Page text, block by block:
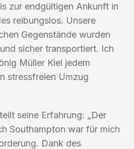
zur endgültigen Ankunft in
reibungslos. Unsere
Gegenstände wurden
sicher transportiert. Ich
Müller Kiel jedem
stressfreien Umzug
seine Erfahrung: „Der
Southampton war für mich
Dank des